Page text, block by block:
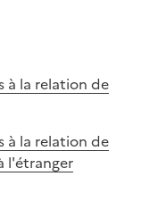
à la relation de
à la relation de
l'étranger